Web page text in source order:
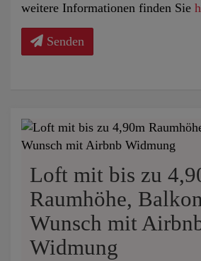
weitere Informationen finden Sie
Senden
Loft mit bis zu
Raumhöhe,
Wunsch mit
Widmung